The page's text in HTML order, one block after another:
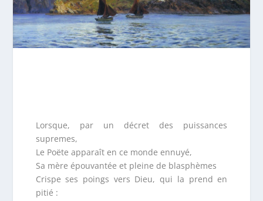
Lorsque, par un décret des puissances
supremes,
Le Poëte apparaît en ce monde ennuyé,
Sa mère épouvantée et pleine de blasphèmes
Crispe ses poings vers Dieu, qui la prend en
pitié :